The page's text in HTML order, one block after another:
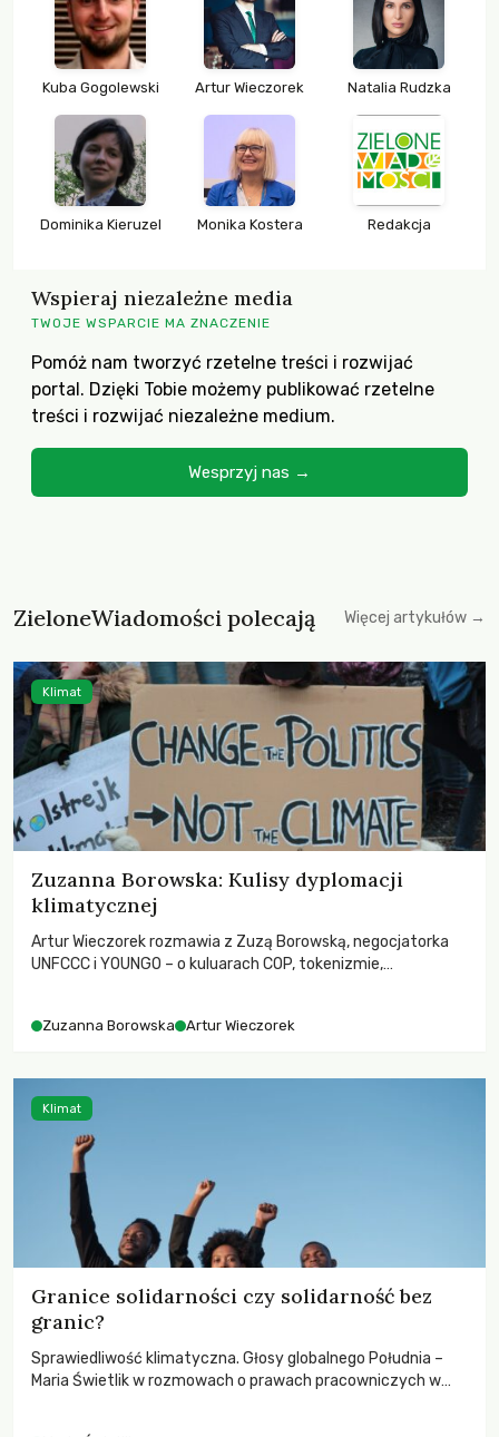
Kuba Gogolewski Artur Wieczorek Natalia Rudzka
Dominika Kieruzel Monika Kostera Redakcja
Wspieraj niezależne media
TWOJE WSPARCIE MA ZNACZENIE
Pomóż nam tworzyć rzetelne treści i rozwijać
portal. Dzięki Tobie możemy publikować rzetelne
treści i rozwijać niezależne medium.
Wesprzyj nas →
ZieloneWiadomości polecają Więcej artykułów →
Zuzanna Borowska: Kulisy dyplomacji
klimatycznej
Artur Wieczorek rozmawia z Zuzą Borowską, negocjatorka
UNFCCC i YOUNGO – o kuluarach COP, tokenizmie,
Zuzanna Borowska Artur Wieczorek
Klimat
Granice solidarności czy solidarność bez
granic?
Sprawiedliwość klimatyczna. Głosy globalnego Południa –
Maria Świetlik w rozmowach o prawach pracowniczych w
Klimat